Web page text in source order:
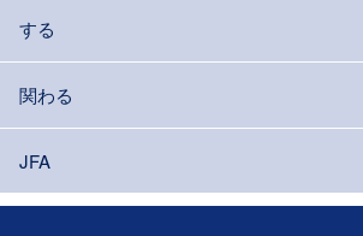
する
関わる
JFA